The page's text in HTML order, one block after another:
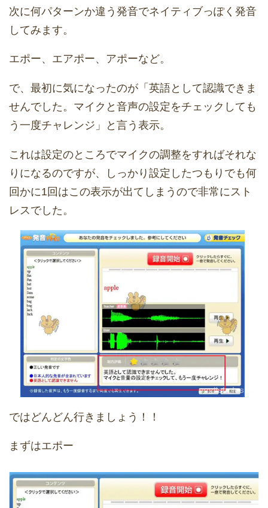
次に何パターンか違う発音でネイティブっぽく発音
してみます。
エポー、エアポー、アポーなど。
で、最初に気になったのが「英語として認識できま
せんでした。マイクと音声の設定をチェックしても
う一度チャレンジ」と言う表示。
これは設定のところでマイクの調整をすればそれな
りになるのですが、しっかり設定したつもりでも何
回かに1回はこの表示が出てしまうので非常にスト
レスでした。
ではどんどん行きましょう！！
まずはエポー